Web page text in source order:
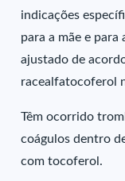
indicações
para a mãe e
ajustado de
racealfatocoferol
Têm ocorrido
coágulos dentro
com tocoferol.